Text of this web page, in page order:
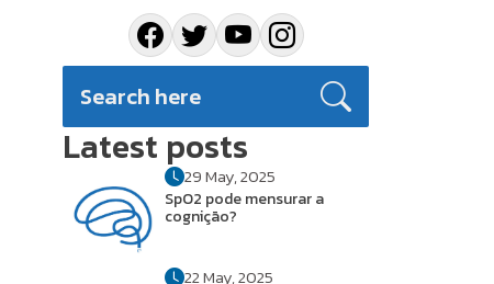
Latest posts
29 May, 2025
SpO2 pode mensurar a
cognição?
22 May, 2025